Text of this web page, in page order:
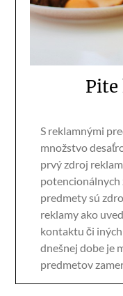
Pite
S reklamnými
množstvo
prvý zdroj
potencionálnych
predmety sú
reklamy ako
kontaktu či
dnešnej dobe je
predmetov